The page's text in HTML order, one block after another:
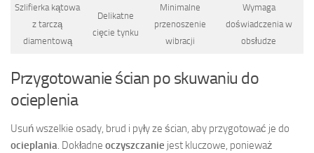
Szlifierka kątowa
z tarczą
diamentową
Delikatne
cięcie tynku
Minimalne
przenoszenie
wibracji
Wymaga
doświadczenia w
obsłudze
Przygotowanie ścian po skuwaniu do
ocieplenia
Usuń wszelkie osady, brud i pyły ze ścian, aby przygotować je do
ocieplania. Dokładne oczyszczanie jest kluczowe, ponieważ